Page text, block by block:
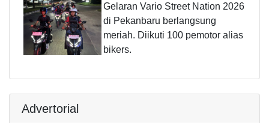
Gelaran Vario Street Nation 2026
di Pekanbaru berlangsung
meriah. Diikuti 100 pemotor alias
bikers.
Advertorial